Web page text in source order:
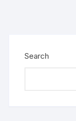
Search